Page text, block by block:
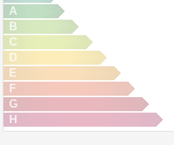
A
B
C
D
E
F
G
H